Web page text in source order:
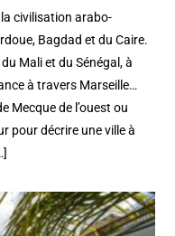
civilisation arabo-
Bagdad et du Caire.
Mali et du Sénégal, à
à travers Marseille…
Mecque de l’ouest ou
pour décrire une ville à